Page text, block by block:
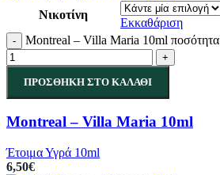
Νικοτίνη
Εκκαθάριση
- Montreal – Villa Maria 10ml ποσότητα
+
ΠΡΟΣΘΉΚΗ ΣΤΟ ΚΑΛΆΘΙ
Montreal – Villa Maria 10ml
Έτοιμα Υγρά 10ml
6,50€